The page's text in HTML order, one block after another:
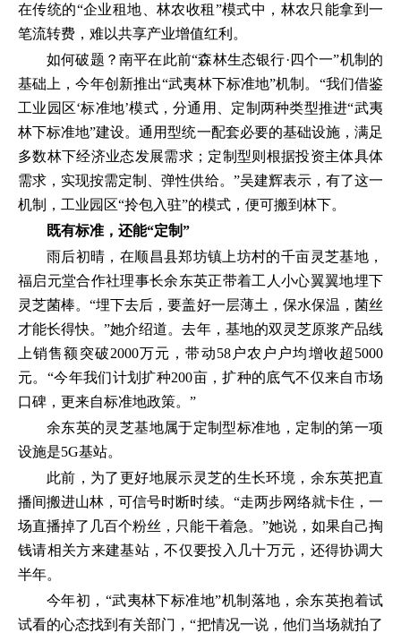
在传统的“企业租地、林农收租”模式中，林农只能拿到一
笔流转费，难以共享产业增值红利。
如何破题？南平在此前“森林生态银行·四个一”机制的
基础上，今年创新推出“武夷林下标准地”机制。“我们借鉴
工业园区‘标准地’模式，分通用、定制两种类型推进“武夷
林下标准地”建设。通用型统一配套必要的基础设施，满足
多数林下经济业态发展需求；定制型则根据投资主体具体
需求，实现按需定制、弹性供给。”吴建辉表示，有了这一
机制，工业园区“拎包入驻”的模式，便可搬到林下。
既有标准，还能“定制”
雨后初晴，在顺昌县郑坊镇上坊村的千亩灵芝基地，
福启元堂合作社理事长余东英正带着工人小心翼翼地埋下
灵芝菌棒。“埋下去后，要盖好一层薄土，保水保温，菌丝
才能长得快。”她介绍道。去年，基地的双灵芝原浆产品线
上销售额突破2000万元，带动58户农户户均增收超5000
元。“今年我们计划扩种200亩，扩种的底气不仅来自市场
口碑，更来自标准地政策。”
余东英的灵芝基地属于定制型标准地，定制的第一项
设施是5G基站。
此前，为了更好地展示灵芝的生长环境，余东英把直
播间搬进山林，可信号时断时续。“走两步网络就卡住，一
场直播掉了几百个粉丝，只能干着急。”她说，如果自己掏
钱请相关方来建基站，不仅要投入几十万元，还得协调大
半年。
今年初，“武夷林下标准地”机制落地，余东英抱着试
试看的心态找到有关部门，“把情况一说，他们当场就拍了